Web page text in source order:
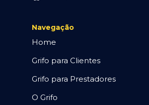
Navegação
Home
Grifo para Clientes
Grifo para Prestadores
O Grifo